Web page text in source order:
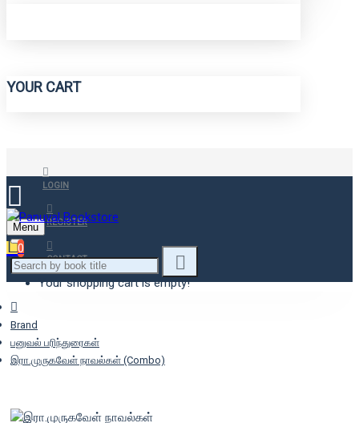
YOUR CART
LOGIN
REGISTER
CONTACT
Menu
0
Your shopping cart is empty!
Brand
பனுவல் பரிந்துரைகள்
இரா.முருகவேள் நாவல்கள் (Combo)